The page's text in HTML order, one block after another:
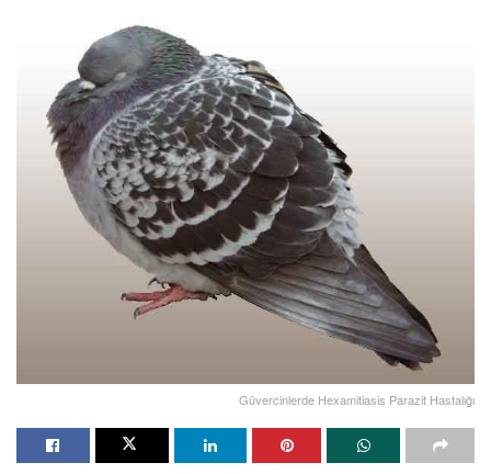
Güvercinlerde Hexamitiasis Parazit Hastalığı